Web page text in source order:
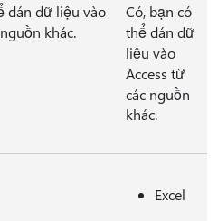
dán dữ liệu vào
khác.
Có, bạn có
thể dán dữ
liệu vào
Access từ
các nguồn
khác.
Excel